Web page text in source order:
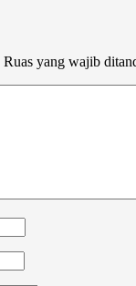
Ruas yang wajib